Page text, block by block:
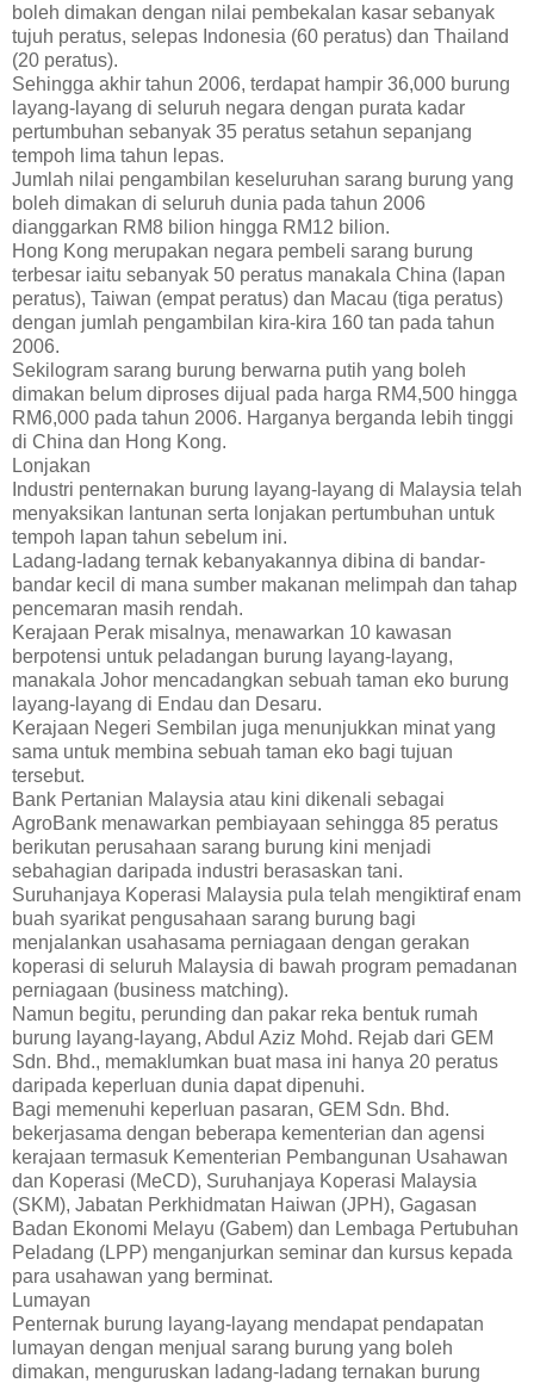
boleh dimakan dengan nilai pembekalan kasar sebanyak
tujuh peratus, selepas Indonesia (60 peratus) dan Thailand
(20 peratus).
Sehingga akhir tahun 2006, terdapat hampir 36,000 burung
layang-layang di seluruh negara dengan purata kadar
pertumbuhan sebanyak 35 peratus setahun sepanjang
tempoh lima tahun lepas.
Jumlah nilai pengambilan keseluruhan sarang burung yang
boleh dimakan di seluruh dunia pada tahun 2006
dianggarkan RM8 bilion hingga RM12 bilion.
Hong Kong merupakan negara pembeli sarang burung
terbesar iaitu sebanyak 50 peratus manakala China (lapan
peratus), Taiwan (empat peratus) dan Macau (tiga peratus)
dengan jumlah pengambilan kira-kira 160 tan pada tahun
2006.
Sekilogram sarang burung berwarna putih yang boleh
dimakan belum diproses dijual pada harga RM4,500 hingga
RM6,000 pada tahun 2006. Harganya berganda lebih tinggi
di China dan Hong Kong.
Lonjakan
Industri penternakan burung layang-layang di Malaysia telah
menyaksikan lantunan serta lonjakan pertumbuhan untuk
tempoh lapan tahun sebelum ini.
Ladang-ladang ternak kebanyakannya dibina di bandar-
bandar kecil di mana sumber makanan melimpah dan tahap
pencemaran masih rendah.
Kerajaan Perak misalnya, menawarkan 10 kawasan
berpotensi untuk peladangan burung layang-layang,
manakala Johor mencadangkan sebuah taman eko burung
layang-layang di Endau dan Desaru.
Kerajaan Negeri Sembilan juga menunjukkan minat yang
sama untuk membina sebuah taman eko bagi tujuan
tersebut.
Bank Pertanian Malaysia atau kini dikenali sebagai
AgroBank menawarkan pembiayaan sehingga 85 peratus
berikutan perusahaan sarang burung kini menjadi
sebahagian daripada industri berasaskan tani.
Suruhanjaya Koperasi Malaysia pula telah mengiktiraf enam
buah syarikat pengusahaan sarang burung bagi
menjalankan usahasama perniagaan dengan gerakan
koperasi di seluruh Malaysia di bawah program pemadanan
perniagaan (business matching).
Namun begitu, perunding dan pakar reka bentuk rumah
burung layang-layang, Abdul Aziz Mohd. Rejab dari GEM
Sdn. Bhd., memaklumkan buat masa ini hanya 20 peratus
daripada keperluan dunia dapat dipenuhi.
Bagi memenuhi keperluan pasaran, GEM Sdn. Bhd.
bekerjasama dengan beberapa kementerian dan agensi
kerajaan termasuk Kementerian Pembangunan Usahawan
dan Koperasi (MeCD), Suruhanjaya Koperasi Malaysia
(SKM), Jabatan Perkhidmatan Haiwan (JPH), Gagasan
Badan Ekonomi Melayu (Gabem) dan Lembaga Pertubuhan
Peladang (LPP) menganjurkan seminar dan kursus kepada
para usahawan yang berminat.
Lumayan
Penternak burung layang-layang mendapat pendapatan
lumayan dengan menjual sarang burung yang boleh
dimakan, menguruskan ladang-ladang ternakan burung